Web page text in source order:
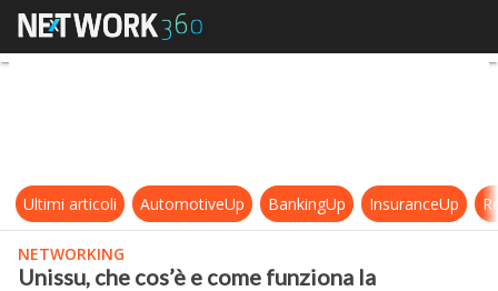
Unissu, che cos’è e come
Ultimi articoli AutomotiveUp BankingUp InsuranceUp
NETWORKING
Unissu, che cos’è e come funziona la